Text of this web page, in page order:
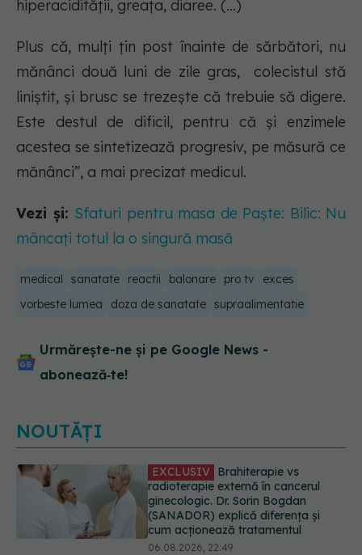
hiperacidității, greața, diaree. (...)
Plus că, mulți țin post înainte de sărbători, nu
mănânci două luni de zile gras, colecistul stă
liniștit, și brusc se trezește că trebuie să digere.
Este destul de dificil, pentru că și enzimele
acestea se sintetizează progresiv, pe măsură ce
mănânci”, a mai precizat medicul.
Vezi și: Sfaturi pentru masa de Paște: Bilic: Nu
mâncați totul la o singură masă
medical sanatate reactii balonare pro tv
exces
vorbeste lumea
doza de sanatate supraalimentatie
Urmărește-ne și pe Google News -
abonează‑te!
NOUTĂȚI
EXCLUSIV De ce unele paciente
cu cancer de col uterin nu mai ajung
la operație. Dr. Sorin Bogdan
(SANADOR): Intervenția
chirurgicală, doar în situații